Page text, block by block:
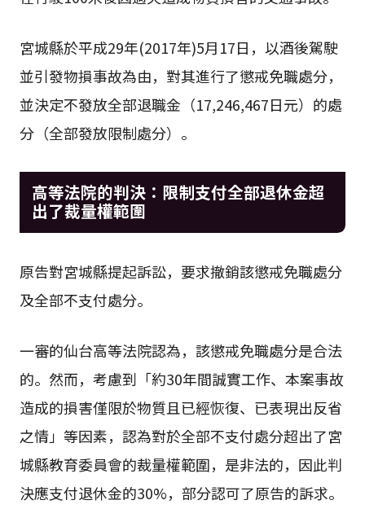
宮城縣於平成29年(2017年)5月17日，以酒後駕駛
並引發物損事故為由，對其進行了懲戒免職處分，
並決定不發放全部退職金（17,246,467日元）的處
分（全部發放限制處分）。
高等法院的判決：限制支付全部退休金超
出了裁量權範圍
原告對宮城縣提起訴訟，要求撤銷該懲戒免職處分
及全部不支付處分。
一審的仙台高等法院認為，該懲戒免職處分是合法
的。然而，考慮到「約30年間誠實工作、本案事故
造成的損害僅限於物質且已經恢復、已表現出反省
之情」等因素，認為對於全部不支付處分超出了宮
城縣教育委員會的裁量權範圍，是非法的，因此判
決應支付退休金的30%，部分認可了原告的訴求。